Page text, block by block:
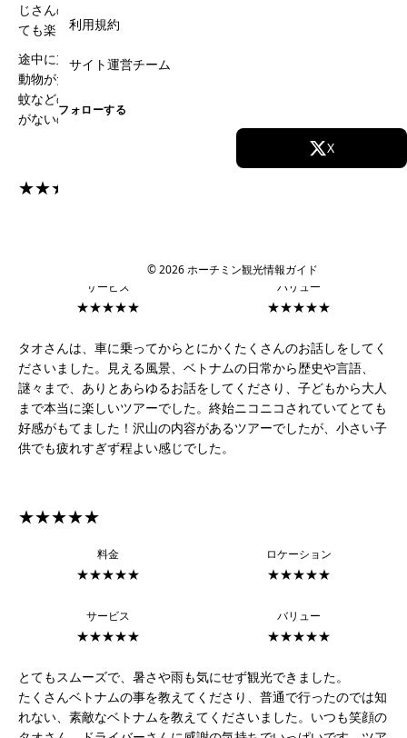
利用規約
サイト運営チーム
フォローする
X
© 2026 ホーチミン観光情報ガイド
じさんの船でものすごい大きなメコン川の本流を進んだり、とっ
ても楽しかったです。
途中に立ち寄るココナツキャンディーを作ってるところなんかも
動物がたくさんいて田舎の風景が心地よかったです。
蚊などの虫刺されの心配がありましたが、長袖を着ていても湿度
がないのであまり暑くなく安心でした。
★★★★★
サービス
★★★★★
バリュー
★★★★★
タオさんは、車に乗ってからとにかくたくさんのお話しをしてく
ださいました。見える風景、ベトナムの日常から歴史や言語、
謎々まで、ありとあらゆるお話をしてくださり、子どもから大人
まで本当に楽しいツアーでした。終始ニコニコされていてとても
好感がもてました！沢山の内容があるツアーでしたが、小さい子
供でも疲れすぎず程よい感じでした。
★★★★★
料金
★★★★★
ロケーション
★★★★★
サービス
★★★★★
バリュー
★★★★★
とてもスムーズで、暑さや雨も気にせず観光できました。
たくさんベトナムの事を教えてくださり、普通で行ったのでは知
れない、素敵なベトナムを教えてくださいました。いつも笑顔の